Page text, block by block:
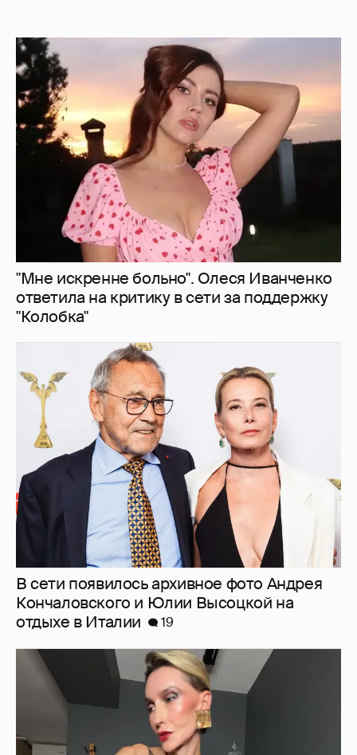
"Мне искренне больно". Олеся Иванченко
ответила на критику в сети за поддержку
"Колобка"
В сети появилось архивное фото Андрея
Кончаловского и Юлии Высоцкой на
отдыхе в Италии
19